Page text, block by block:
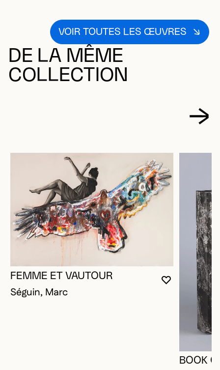
VOIR TOUTES LES ŒUVRES
DE LA MÊME
COLLECTION
VOUS
FERMER
OUVRIR LA
FEMME ET VAUTOUR
Séguin, Marc
BOOK